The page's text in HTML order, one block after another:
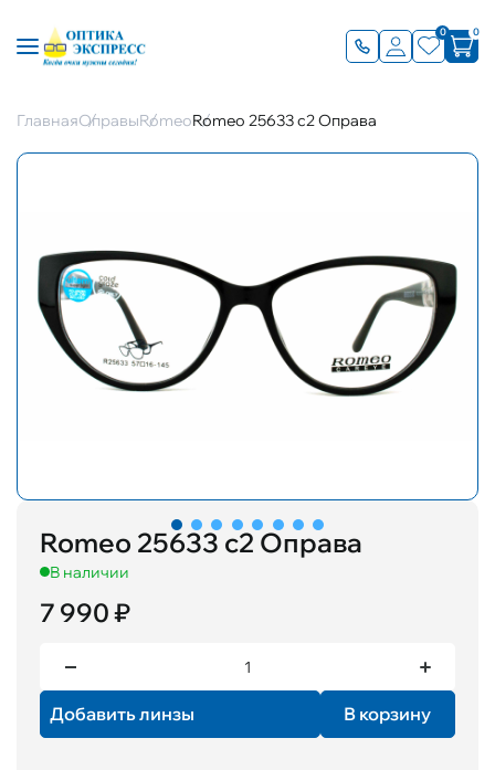
0 0
ГлавнаяОправыRomeoRomeo 25633 с2 Оправа
Romeo 25633 с2 Оправа
В наличии
7 990 ₽
Добавить линзы В корзину